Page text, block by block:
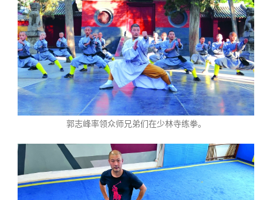
郭志峰率领众师兄弟们在少林寺练拳。